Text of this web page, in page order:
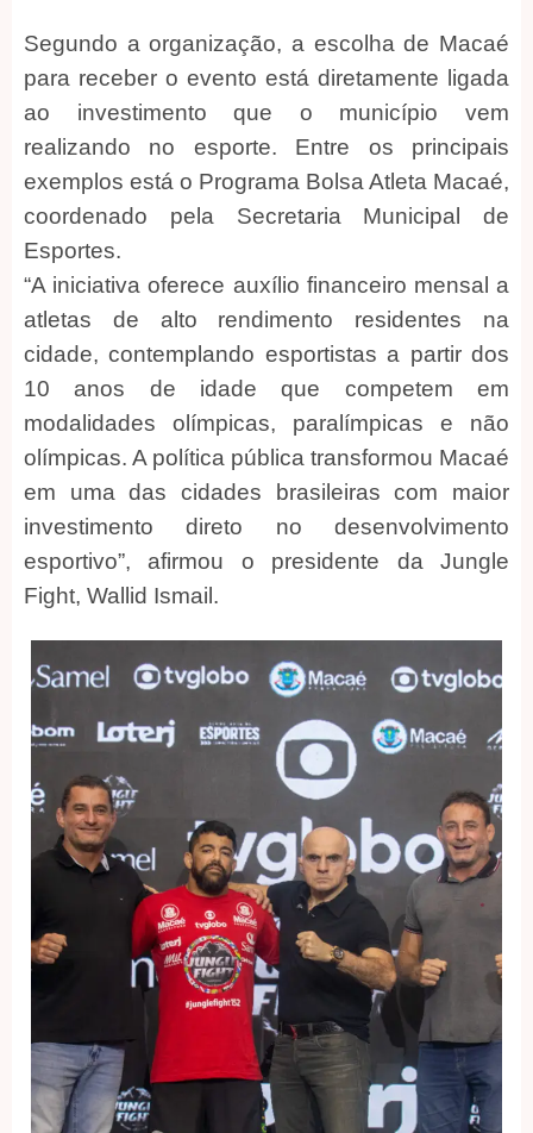
Segundo a organização, a escolha de Macaé
para receber o evento está diretamente ligada
ao investimento que o município vem
realizando no esporte. Entre os principais
exemplos está o Programa Bolsa Atleta Macaé,
coordenado pela Secretaria Municipal de
Esportes.
“A iniciativa oferece auxílio financeiro mensal a
atletas de alto rendimento residentes na
cidade, contemplando esportistas a partir dos
10 anos de idade que competem em
modalidades olímpicas, paralímpicas e não
olímpicas. A política pública transformou Macaé
em uma das cidades brasileiras com maior
investimento direto no desenvolvimento
esportivo”, afirmou o presidente da Jungle
Fight, Wallid Ismail.